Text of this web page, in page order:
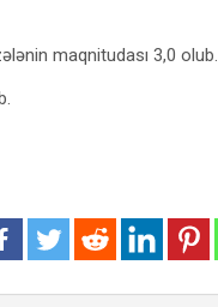
maqnitudası 3,0 olub.